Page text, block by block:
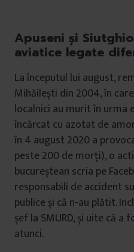
Apuseni și
aviatice legate
La începutul lui august,
Mihăilești din 2004, în
localnici au murit în urma
încărcat cu azotat de
în 4 august 2020 a
peste 200 de morți), o
bucureștean scria pe
responsabili de accident
publice și că n-au plătit.
șef la SMURD, și uite că
atunci.